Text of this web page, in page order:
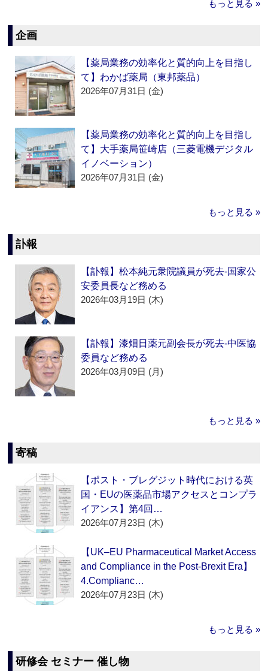
もっと見る »
企画
【薬局業務の効率化と質的向上を目指し
て】わかば薬局（東邦薬品）
2026年07月31日 (金)
【薬局業務の効率化と質的向上を目指し
て】大手薬局笹崎店（三菱電機デジタル
イノベーション）
2026年07月31日 (金)
もっと見る »
訃報
【訃報】松本純元衆院議員が死去‐国家公
安委員長など務める
2026年03月19日 (木)
【訃報】漆畑日薬元副会長が死去‐中医協
委員など務める
2026年03月09日 (月)
もっと見る »
寄稿
【ポスト・ブレグジット時代における英
国・EUの医薬品市場アクセスとコンプラ
イアンス】第4回…
2026年07月23日 (木)
【UK–EU Pharmaceutical Market Access
and Compliance in the Post-Brexit Era】
4.Complianc…
2026年07月23日 (木)
もっと見る »
研修会 セミナー 催し物